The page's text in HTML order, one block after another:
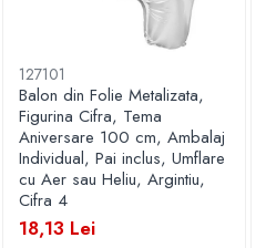
127101
Balon din Folie Metalizata,
Figurina Cifra, Tema
Aniversare 100 cm, Ambalaj
Individual, Pai inclus, Umflare
cu Aer sau Heliu, Argintiu,
Cifra 4
18,13 Lei